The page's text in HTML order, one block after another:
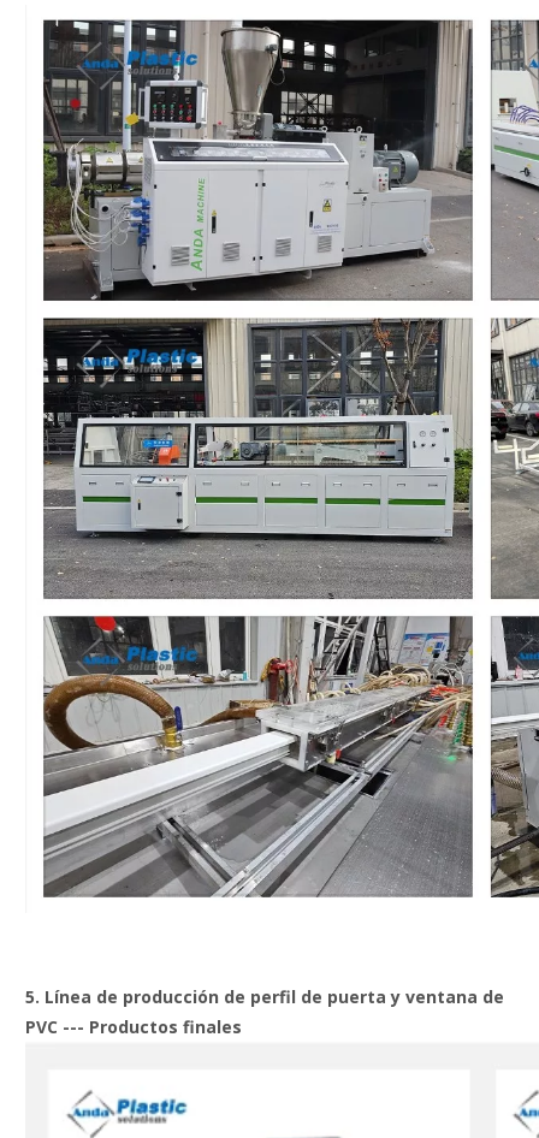
5. Línea de producción de perfil de puerta y ventana de
PVC --- Productos finales